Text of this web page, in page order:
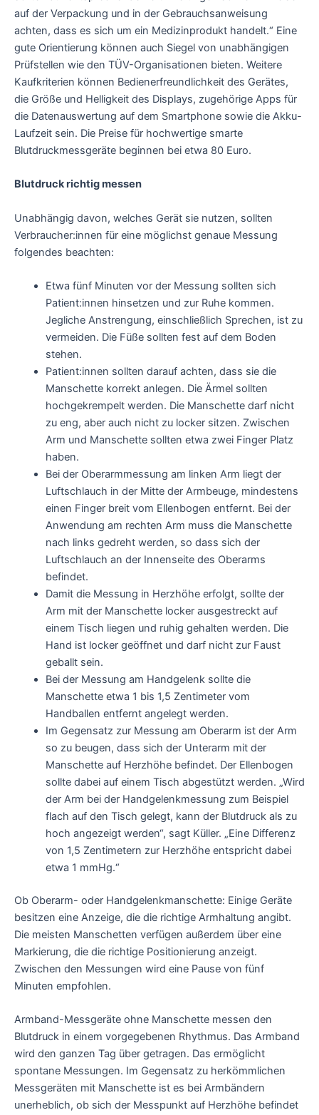
auf der Verpackung und in der Gebrauchsanweisung
achten, dass es sich um ein Medizinprodukt handelt.“ Eine
gute Orientierung können auch Siegel von unabhängigen
Prüfstellen wie den TÜV-Organisationen bieten. Weitere
Kaufkriterien können Bedienerfreundlichkeit des Gerätes,
die Größe und Helligkeit des Displays, zugehörige Apps für
die Datenauswertung auf dem Smartphone sowie die Akku-
Laufzeit sein. Die Preise für hochwertige smarte
Blutdruckmessgeräte beginnen bei etwa 80 Euro.
Blutdruck richtig messen
Unabhängig davon, welches Gerät sie nutzen, sollten
Verbraucher:innen für eine möglichst genaue Messung
folgendes beachten:
Etwa fünf Minuten vor der Messung sollten sich
Patient:innen hinsetzen und zur Ruhe kommen.
Jegliche Anstrengung, einschließlich Sprechen, ist zu
vermeiden. Die Füße sollten fest auf dem Boden
stehen.
Patient:innen sollten darauf achten, dass sie die
Manschette korrekt anlegen. Die Ärmel sollten
hochgekrempelt werden. Die Manschette darf nicht
zu eng, aber auch nicht zu locker sitzen. Zwischen
Arm und Manschette sollten etwa zwei Finger Platz
haben.
Bei der Oberarmmessung am linken Arm liegt der
Luftschlauch in der Mitte der Armbeuge, mindestens
einen Finger breit vom Ellenbogen entfernt. Bei der
Anwendung am rechten Arm muss die Manschette
nach links gedreht werden, so dass sich der
Luftschlauch an der Innenseite des Oberarms
befindet.
Damit die Messung in Herzhöhe erfolgt, sollte der
Arm mit der Manschette locker ausgestreckt auf
einem Tisch liegen und ruhig gehalten werden. Die
Hand ist locker geöffnet und darf nicht zur Faust
geballt sein.
Bei der Messung am Handgelenk sollte die
Manschette etwa 1 bis 1,5 Zentimeter vom
Handballen entfernt angelegt werden.
Im Gegensatz zur Messung am Oberarm ist der Arm
so zu beugen, dass sich der Unterarm mit der
Manschette auf Herzhöhe befindet. Der Ellenbogen
sollte dabei auf einem Tisch abgestützt werden. „Wird
der Arm bei der Handgelenkmessung zum Beispiel
flach auf den Tisch gelegt, kann der Blutdruck als zu
hoch angezeigt werden“, sagt Küller. „Eine Differenz
von 1,5 Zentimetern zur Herzhöhe entspricht dabei
etwa 1 mmHg.“
Ob Oberarm- oder Handgelenkmanschette: Einige Geräte
besitzen eine Anzeige, die die richtige Armhaltung angibt.
Die meisten Manschetten verfügen außerdem über eine
Markierung, die die richtige Positionierung anzeigt.
Zwischen den Messungen wird eine Pause von fünf
Minuten empfohlen.
Armband-Messgeräte ohne Manschette messen den
Blutdruck in einem vorgegebenen Rhythmus. Das Armband
wird den ganzen Tag über getragen. Das ermöglicht
spontane Messungen. Im Gegensatz zu herkömmlichen
Messgeräten mit Manschette ist es bei Armbändern
unerheblich, ob sich der Messpunkt auf Herzhöhe befindet